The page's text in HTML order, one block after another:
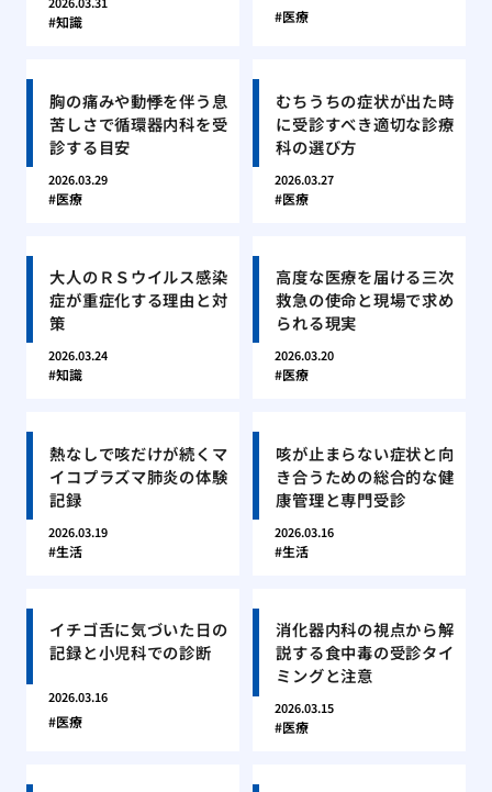
知識 医療
胸の痛みや動悸を伴う息
苦しさで循環器内科を受
診する目安
2026.03.29
医療
むちうちの症状が出た時
に受診すべき適切な診療
科の選び方
2026.03.27
医療
大人のＲＳウイルス感染
症が重症化する理由と対
策
2026.03.24
知識
高度な医療を届ける三次
救急の使命と現場で求め
られる現実
2026.03.20
医療
熱なしで咳だけが続くマ
イコプラズマ肺炎の体験
記録
2026.03.19
生活
咳が止まらない症状と向
き合うための総合的な健
康管理と専門受診
2026.03.16
生活
イチゴ舌に気づいた日の
記録と小児科での診断
2026.03.16
医療
消化器内科の視点から解
説する食中毒の受診タイ
ミングと注意
2026.03.15
医療